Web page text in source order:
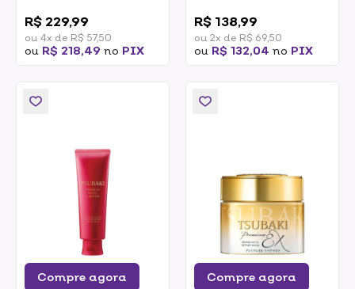
180g
R$ 229,99
ou 4x de R$ 57,50
ou R$ 218,49 no PIX
180ml
R$ 138,99
ou 2x de R$ 69,50
ou R$ 132,04 no PIX
Compre agora Compre agora